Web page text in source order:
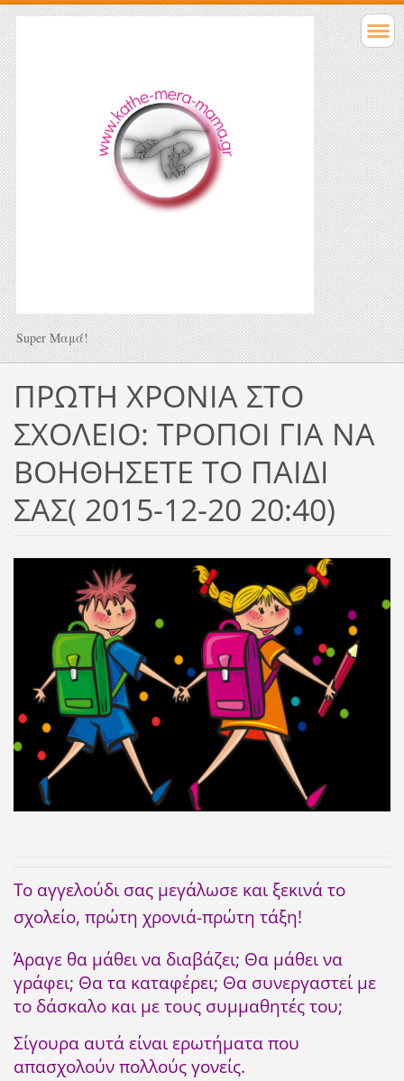
Super Μαμά!
ΠΡΩΤΗ ΧΡΟΝΙΑ ΣΤΟ
ΣΧΟΛΕΙΟ: ΤΡΟΠΟΙ ΓΙΑ ΝΑ
ΒΟΗΘΗΣΕΤΕ ΤΟ ΠΑΙΔΙ
ΣΑΣ( 2015-12-20 20:40)
Το αγγελούδι σας μεγάλωσε και ξεκινά το
σχολείο, πρώτη χρονιά-πρώτη τάξη!
Άραγε θα μάθει να διαβάζει; Θα μάθει να
γράφει; Θα τα καταφέρει; Θα συνεργαστεί με
το δάσκαλο και με τους συμμαθητές του;
Σίγουρα αυτά είναι ερωτήματα που
απασχολούν πολλούς γονείς.